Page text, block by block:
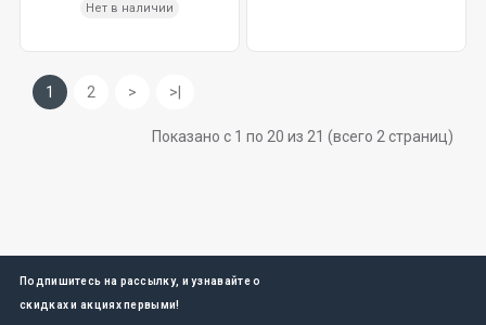
Нет в наличии
1 2 > >|
Показано с 1 по 20 из 21 (всего 2 страниц)
Подпишитесь на рассылку, и узнавайте о
скидках и акциях первыми!